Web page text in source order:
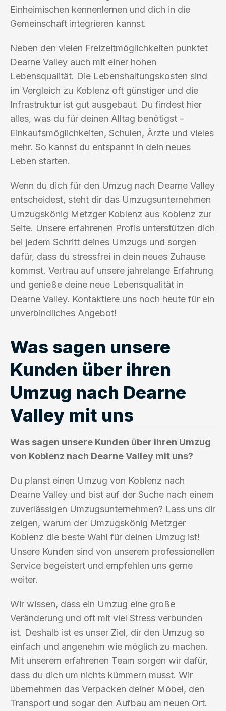
Einheimischen kennenlernen und dich in die
Gemeinschaft integrieren kannst.
Neben den vielen Freizeitmöglichkeiten punktet
Dearne Valley auch mit einer hohen
Lebensqualität. Die Lebenshaltungskosten sind
im Vergleich zu Koblenz oft günstiger und die
Infrastruktur ist gut ausgebaut. Du findest hier
alles, was du für deinen Alltag benötigst –
Einkaufsmöglichkeiten, Schulen, Ärzte und vieles
mehr. So kannst du entspannt in dein neues
Leben starten.
Wenn du dich für den Umzug nach Dearne Valley
entscheidest, steht dir das Umzugsunternehmen
Umzugskönig Metzger Koblenz aus Koblenz zur
Seite. Unsere erfahrenen Profis unterstützen dich
bei jedem Schritt deines Umzugs und sorgen
dafür, dass du stressfrei in dein neues Zuhause
kommst. Vertrau auf unsere jahrelange Erfahrung
und genieße deine neue Lebensqualität in
Dearne Valley. Kontaktiere uns noch heute für ein
unverbindliches Angebot!
Was sagen unsere
Kunden über ihren
Umzug nach Dearne
Valley mit uns
Was sagen unsere Kunden über ihren Umzug
von Koblenz nach Dearne Valley mit uns?
Du planst einen Umzug von Koblenz nach
Dearne Valley und bist auf der Suche nach einem
zuverlässigen Umzugsunternehmen? Lass uns dir
zeigen, warum der Umzugskönig Metzger
Koblenz die beste Wahl für deinen Umzug ist!
Unsere Kunden sind von unserem professionellen
Service begeistert und empfehlen uns gerne
weiter.
Wir wissen, dass ein Umzug eine große
Veränderung und oft mit viel Stress verbunden
ist. Deshalb ist es unser Ziel, dir den Umzug so
einfach und angenehm wie möglich zu machen.
Mit unserem erfahrenen Team sorgen wir dafür,
dass du dich um nichts kümmern musst. Wir
übernehmen das Verpacken deiner Möbel, den
Transport und sogar den Aufbau am neuen Ort.